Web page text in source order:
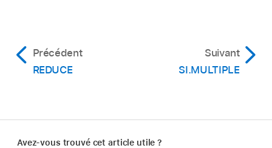
Précédent
REDUCE
Suivant
SI.MULTIPLE
Avez-vous trouvé cet article utile ?